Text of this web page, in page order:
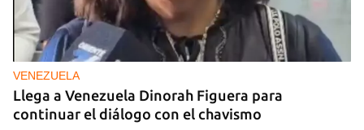
VENEZUELA
Llega a Venezuela Dinorah Figuera para
continuar el diálogo con el chavismo